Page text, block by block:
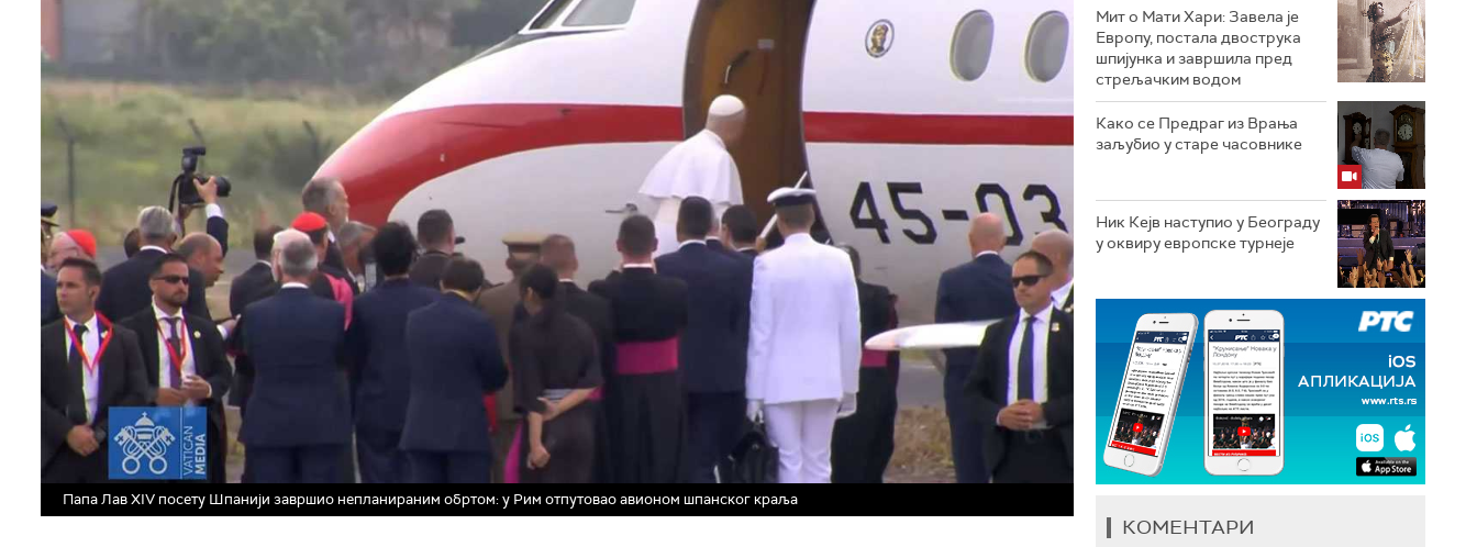
Папа Лав XIV посету Шпанији завршио непланираним обртом: у Рим отпутовао авионом шпанског краља
Мит о Мати Хари: Завела је
Европу, постала двострука
шпијунка и завршила пред
стрељачким водом
Како се Предраг из Врања
заљубио у старе часовнике
Ник Кејв наступио у Београду
у оквиру европске турнеје
КОМЕНТАРИ